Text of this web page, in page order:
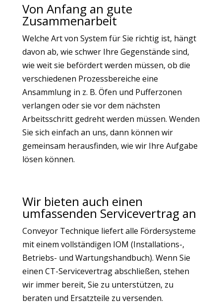
Von Anfang an gute
Zusammenarbeit
Welche Art von System für Sie richtig ist, hängt
davon ab, wie schwer Ihre Gegenstände sind,
wie weit sie befördert werden müssen, ob die
verschiedenen Prozessbereiche eine
Ansammlung in z. B. Öfen und Pufferzonen
verlangen oder sie vor dem nächsten
Arbeitsschritt gedreht werden müssen. Wenden
Sie sich einfach an uns, dann können wir
gemeinsam herausfinden, wie wir Ihre Aufgabe
lösen können.
Wir bieten auch einen
umfassenden Servicevertrag an
Conveyor Technique liefert alle Fördersysteme
mit einem vollständigen IOM (Installations-,
Betriebs- und Wartungshandbuch). Wenn Sie
einen CT-Servicevertrag abschließen, stehen
wir immer bereit, Sie zu unterstützen, zu
beraten und Ersatzteile zu versenden.